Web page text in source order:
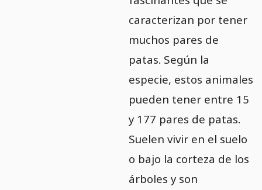
caracterizan por tener
muchos pares de
patas. Según la
especie, estos animales
pueden tener entre 15
y 177 pares de patas.
Suelen vivir en el suelo
o bajo la corteza de los
árboles y son